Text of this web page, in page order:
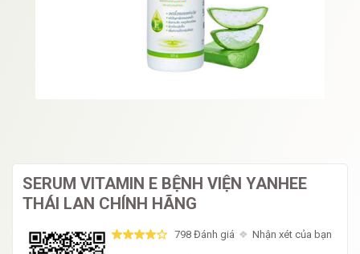
SERUM VITAMIN E BỆNH VIỆN YANHEE
THÁI LAN CHÍNH HÃNG
798 Đánh giá Nhận xét của bạn